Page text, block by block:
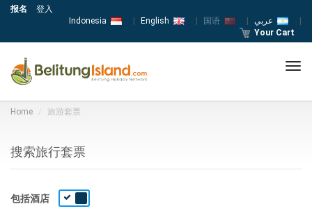
报名
登入
Indonesia
English 国语
Your Cart
Home 旅游套票
搜索旅行套票
包括酒店